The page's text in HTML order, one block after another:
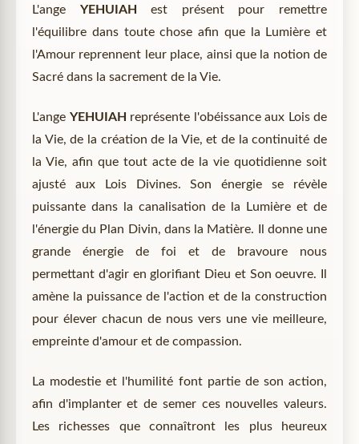
L'ange YEHUIAH
est présent pour remettre
l'équilibre dans toute chose afin que la Lumière et
l'Amour reprennent leur place, ainsi que la notion de
Sacré dans la sacrement de la Vie.
L'ange YEHUIAH représente l'obéissance aux Lois de
la Vie, de la création de la Vie, et de la continuité de
la Vie, afin que tout acte de la vie quotidienne soit
ajusté aux Lois Divines. Son énergie se révèle
puissante dans la canalisation de la Lumière et de
l'énergie du Plan Divin, dans la Matière. Il donne une
grande énergie de foi et de bravoure nous
permettant d'agir en glorifiant Dieu et Son oeuvre. Il
amène la puissance de l'action et de la construction
pour élever chacun de nous vers une vie meilleure,
empreinte d'amour et de compassion.
La modestie et l'humilité font partie de son action,
afin d'implanter et de semer ces nouvelles valeurs.
Les richesses que connaîtront les plus heureux